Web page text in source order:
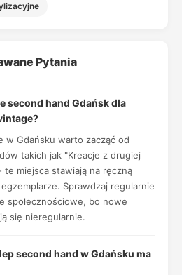
Pytania
second hand Gdańsk dla
w Gdańsku warto zacząć od
takich jak "Kreacje z drugiej
te miejsca stawiają na ręczną
Sprawdzaj regularnie
społecznościowe, bo nowe
się nieregularnie.
second hand w Gdańsku ma